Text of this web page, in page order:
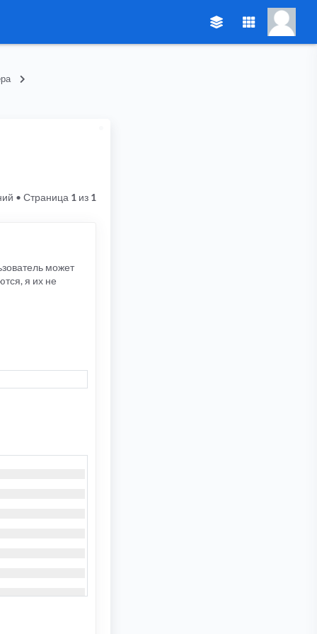
• Страница 1 из 1
может
я их не